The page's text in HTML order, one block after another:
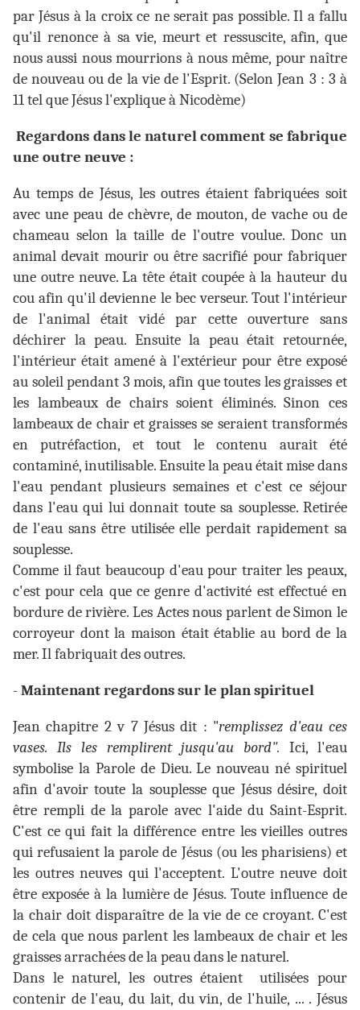
par Jésus à la croix ce ne serait pas possible. Il a fallu
qu'il renonce à sa vie, meurt et ressuscite, afin, que
nous aussi nous mourrions à nous même, pour naître
de nouveau ou de la vie de l'Esprit. (Selon Jean 3 : 3 à
11 tel que Jésus l'explique à Nicodème)
Regardons dans le naturel comment se fabrique
une outre neuve :
Au temps de Jésus, les outres étaient fabriquées soit
avec une peau de chèvre, de mouton, de vache ou de
chameau selon la taille de l'outre voulue. Donc un
animal devait mourir ou être sacrifié pour fabriquer
une outre neuve. La tête était coupée à la hauteur du
cou afin qu'il devienne le bec verseur. Tout l'intérieur
de l'animal était vidé par cette ouverture sans
déchirer la peau. Ensuite la peau était retournée,
l'intérieur était amené à l'extérieur pour être exposé
au soleil pendant 3 mois, afin que toutes les graisses et
les lambeaux de chairs soient éliminés. Sinon ces
lambeaux de chair et graisses se seraient transformés
en putréfaction, et tout le contenu aurait été
contaminé, inutilisable. Ensuite la peau était mise dans
l'eau pendant plusieurs semaines et c'est ce séjour
dans l'eau qui lui donnait toute sa souplesse. Retirée
de l'eau sans être utilisée elle perdait rapidement sa
souplesse.
Comme il faut beaucoup d'eau pour traiter les peaux,
c'est pour cela que ce genre d'activité est effectué en
bordure de rivière. Les Actes nous parlent de Simon le
corroyeur dont la maison était établie au bord de la
mer. Il fabriquait des outres.
-Maintenant regardons sur le plan spirituel
Jean chapitre 2 v 7 Jésus dit : "remplissez d'eau ces
vases. Ils les remplirent jusqu'au bord". Ici, l'eau
symbolise la Parole de Dieu. Le nouveau né spirituel
afin d'avoir toute la souplesse que Jésus désire, doit
être rempli de la parole avec l'aide du Saint-Esprit.
C'est ce qui fait la différence entre les vieilles outres
qui refusaient la parole de Jésus (ou les pharisiens) et
les outres neuves qui l'acceptent. L'outre neuve doit
être exposée à la lumière de Jésus. Toute influence de
la chair doit disparaître de la vie de ce croyant. C'est
de cela que nous parlent les lambeaux de chair et les
graisses arrachées de la peau dans le naturel.
Dans le naturel, les outres étaient utilisées pour
contenir de l'eau, du lait, du vin, de l'huile, ... . Jésus